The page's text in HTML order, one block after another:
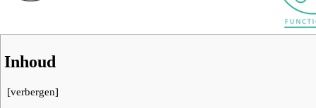
Inhoud
[verbergen]